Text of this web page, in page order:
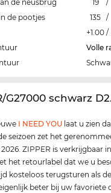
de neusbrug
19 /
de pootjes
135 /
+1.00 /
Volle
G27000 schwarz
I NEED YOU laat u zien
seizoen zet het
ZIPPER is verkrijgbaar
het retourlabel dat we u
kosteloos terugsturen als
beter bij uw favoriete